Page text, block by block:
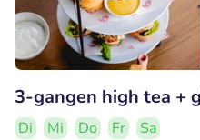
3-gangen high tea +
Di Mi Do Fr
Sa